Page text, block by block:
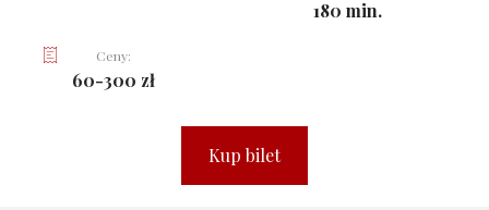
180 min.
Ceny:
60-300 zł
Kup bilet